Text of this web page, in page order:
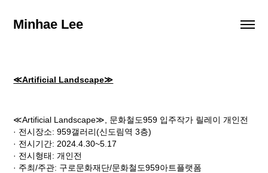
Minhae Lee
≪Artificial Landscape≫
≪Artificial Landscape≫, 문화철도959 입주작가 릴레이 개인전
· 전시장소: 959갤러리(신도림역 3층)
· 전시기간: 2024.4.30~5.17
· 전시형태: 개인전
· 주최/주관: 구로문화재단/문화철도959아트플랫폼